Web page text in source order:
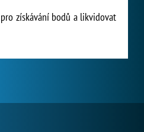
získávání bodů a likvidovat